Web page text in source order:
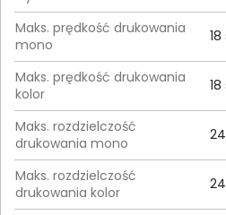
Maks. prędkość drukowania
mono
Maks. prędkość drukowania
kolor
Maks. rozdzielczość
drukowania mono
Maks. rozdzielczość
drukowania kolor